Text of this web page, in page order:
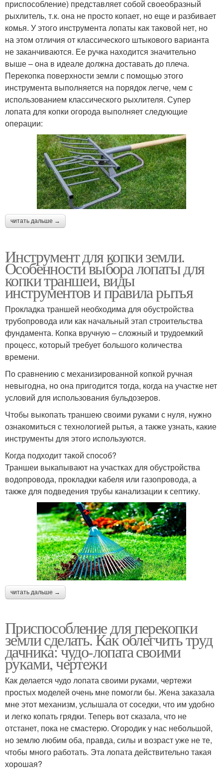
приспособление) представляет собой своеобразный
рыхлитель, т.к. она не просто копает, но еще и разбивает
комья. У этого инструмента лопаты как таковой нет, но
на этом отличия от классического штыкового варианта
не заканчиваются. Ее ручка находится значительно
выше – она в идеале должна доставать до плеча.
Перекопка поверхности земли с помощью этого
инструмента выполняется на порядок легче, чем с
использованием классического рыхлителя. Супер
лопата для копки огорода выполняет следующие
операции:
читать дальше →
Инструмент для копки земли.
Особенности выбора лопаты для
копки траншеи, виды
инструментов и правила рытья
Прокладка траншей необходима для обустройства
трубопровода или как начальный этап строительства
фундамента. Копка вручную – сложный и трудоемкий
процесс, который требует большого количества
времени.
По сравнению с механизированной копкой ручная
невыгодна, но она пригодится тогда, когда на участке нет
условий для использования бульдозеров.
Чтобы выкопать траншею своими руками с нуля, нужно
ознакомиться с технологией рытья, а также узнать, какие
инструменты для этого используются.
Когда подходит такой способ?
Траншеи выкапывают на участках для обустройства
водопровода, прокладки кабеля или газопровода, а
также для подведения трубы канализации к септику.
читать дальше →
Приспособление для перекопки
земли сделать. Как облегчить труд
дачника: чудо-лопата своими
руками, чертежи
Как делается чудо лопата своими руками, чертежи
простых моделей очень мне помогли бы. Жена заказала
мне этот механизм, услышала от соседки, что им удобно
и легко копать грядки. Теперь вот сказала, что не
отстанет, пока не смастерю. Огородик у нас небольшой,
но землю любим оба, правда, силы и возраст уже не те,
чтобы много работать. Эта лопата действительно такая
хорошая?